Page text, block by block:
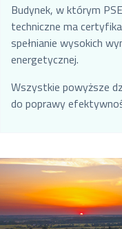
Budynek, w którym
techniczne ma
spełnianie wysokich
energetycznej.
Wszystkie powyższe
do poprawy